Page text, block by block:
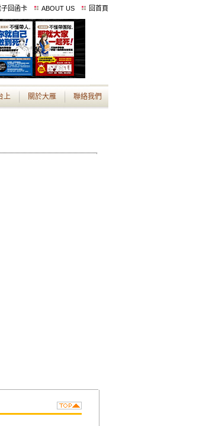
子回函卡 ABOUT US 回首頁
上 關於大雁 聯絡我們